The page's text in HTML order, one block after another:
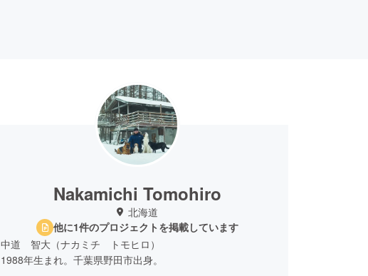
Nakamichi Tomohiro
北海道
他に1件のプロジェクトを掲載しています
中道 智大（ナカミチ トモヒロ）
1988年生まれ。千葉県野田市出身。